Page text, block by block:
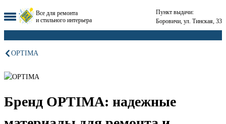
Все для ремонта
и стильного интерьера
Пункт выдачи:
Боровичи, ул. Тинская, 33
OPTIMA
Бренд OPTIMA: надежные